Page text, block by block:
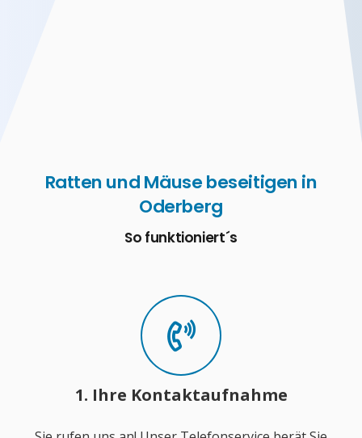
Ratten und Mäuse beseitigen in
Oderberg
So funktioniert´s
1. Ihre Kontaktaufnahme